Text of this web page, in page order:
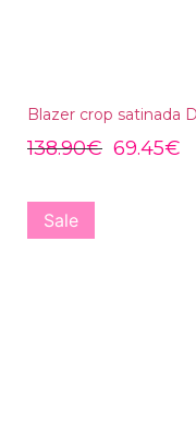
Blazer crop satinada
138.90€ 69.45€
Sale